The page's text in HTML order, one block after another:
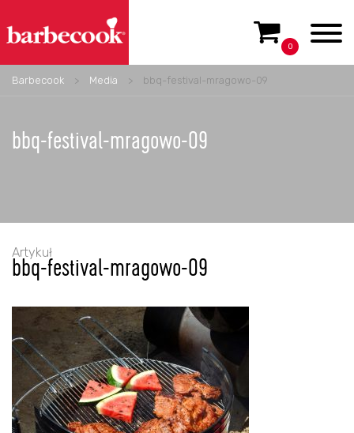
0
Barbecook > Media > bbq-festival-mragowo-09
bbq-festival-mragowo-09
Artykuł
bbq-festival-mragowo-09